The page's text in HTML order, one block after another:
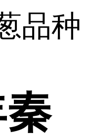
品种